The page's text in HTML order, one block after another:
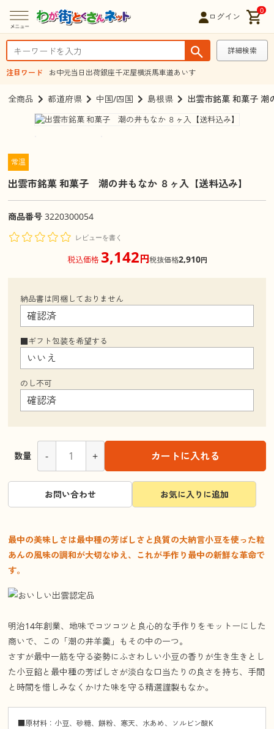
ログイン
0
詳細検索
注目ワード お中元当日出荷銀座千疋屋横浜馬車道あいす
全商品 都道府県 中国/四国 島根県 出雲市銘菓 和菓子 潮
常温
出雲市銘菓 和菓子 潮の井もなか ８ヶ入【送料込み】
商品番号 3220300054
レビューを書く
税込価格 3,142円税抜価格2,910円
納品書は同梱しておりません
■ギフト包装を希望する
のし不可
数量 - + カートに入れる
お問い合わせ お気に入りに追加
最中の美味しさは最中種の芳ばしさと良質の大納言小豆を使った粒
あんの風味の調和が大切なゆえ、これが手作り最中の新鮮な革命で
す。
明治14年創業、地味でコツコツと良心的な手作りをモットーにした
商いで、この「潮の井羊羹」もその中の一つ。
さすが最中一筋を守る姿勢にふさわしい小豆の香りが生き生きとし
た小豆餡と最中種の芳ばしさが淡白な口当たりの良さを持ち、手間
と時間を惜しみなくかけた味を守る精選謹製もなか。
■原材料：小豆、砂糖、餅粉、寒天、水あめ、ソルビン酸K